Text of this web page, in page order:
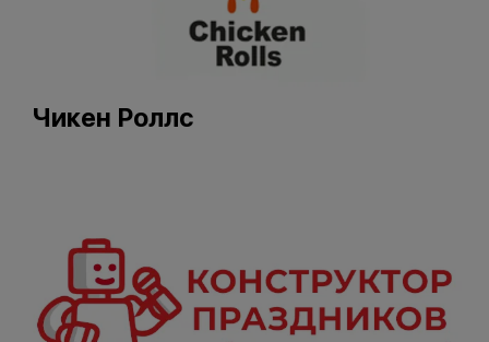
Чикен Роллс